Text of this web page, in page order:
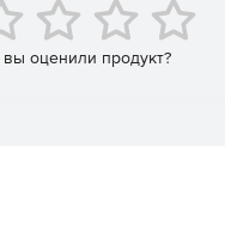
и Azure.
оценили продукт?